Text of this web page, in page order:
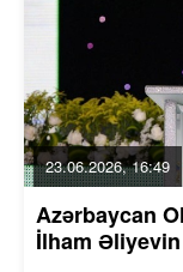
23.06.2026, 16:49
Azərbaycan
İlham